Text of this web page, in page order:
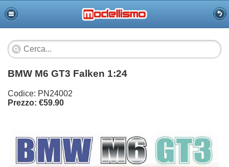
BMW M6 GT3 Falken 1:24
Codice: PN24002
Prezzo: €59.90